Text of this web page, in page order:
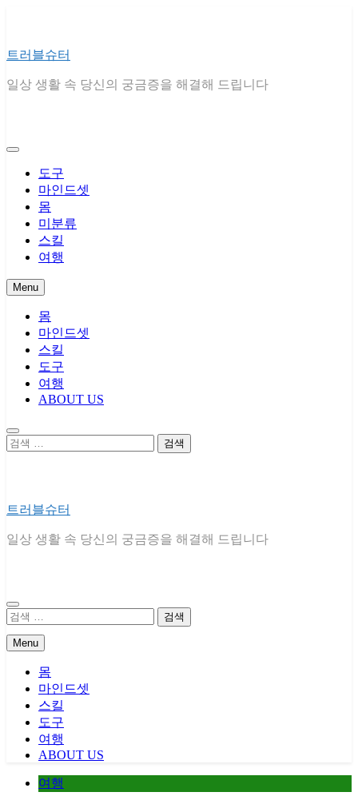
트러블슈터
일상 생활 속 당신의 궁금증을 해결해 드립니다
도구
마인드셋
몸
미분류
스킬
여행
Menu
몸
마인드셋
스킬
도구
여행
ABOUT US
검
트러블슈터
일상 생활 속 당신의 궁금증을 해결해 드립니다
검
Menu
몸
마인드셋
스킬
도구
여행
ABOUT US
여행